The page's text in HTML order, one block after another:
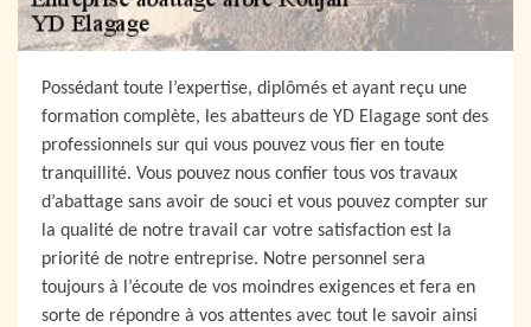
Possédant toute l’expertise, diplômés et ayant reçu une
formation complète, les abatteurs de YD Elagage sont des
professionnels sur qui vous pouvez vous fier en toute
tranquillité. Vous pouvez nous confier tous vos travaux
d’abattage sans avoir de souci et vous pouvez compter sur
la qualité de notre travail car votre satisfaction est la
priorité de notre entreprise. Notre personnel sera
toujours à l’écoute de vos moindres exigences et fera en
sorte de répondre à vos attentes avec tout le savoir ainsi